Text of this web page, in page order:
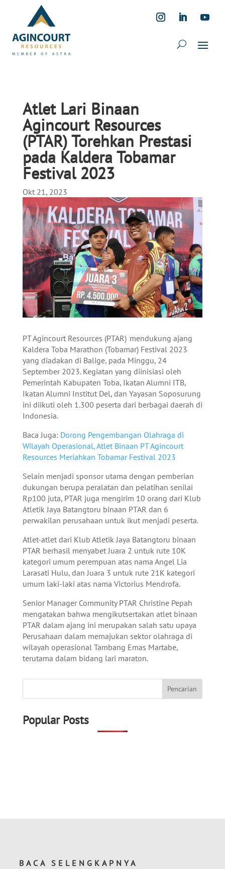
Atlet Lari Binaan
Agincourt Resources
(PTAR) Torehkan Prestasi
pada Kaldera Tobamar
Festival 2023
Okt 21, 2023
PT Agincourt Resources (PTAR) mendukung ajang
Kaldera Toba Marathon (Tobamar) Festival 2023
yang diadakan di Balige, pada Minggu, 24
September 2023. Kegiatan yang diinisiasi oleh
Pemerintah Kabupaten Toba, Ikatan Alumni ITB,
Ikatan Alumni Institut Del, dan Yayasan Soposurung
ini diikuti oleh 1.300 peserta dari berbagai daerah di
Indonesia.
Baca Juga: Dorong Pengembangan Olahraga di
Wilayah Operasional, Atlet Binaan PT Agincourt
Resources Meriahkan Tobamar Festival 2023
Selain menjadi sponsor utama dengan pemberian
dukungan berupa peralatan dan pelatihan senilai
Rp100 juta, PTAR juga mengirim 10 orang dari Klub
Atletik Jaya Batangtoru binaan PTAR dan 6
perwakilan perusahaan untuk ikut menjadi peserta.
Atlet-atlet dari Klub Atletik Jaya Batangtoru binaan
PTAR berhasil menyabet Juara 2 untuk rute 10K
kategori umum perempuan atas nama Angel Lia
Larasati Hulu, dan Juara 3 untuk rute 21K kategori
umum laki-laki atas nama Victorius Mendrofa.
Senior Manager Community PTAR Christine Pepah
mengatakan bahwa mengikutsertakan atlet binaan
PTAR dalam ajang ini merupakan salah satu upaya
Perusahaan dalam memajukan sektor olahraga di
wilayah operasional Tambang Emas Martabe,
terutama dalam bidang lari maraton.
Popular Posts
BACA SELENGKAPNYA